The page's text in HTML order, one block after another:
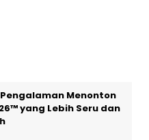
Menonton
yang Lebih Seru dan